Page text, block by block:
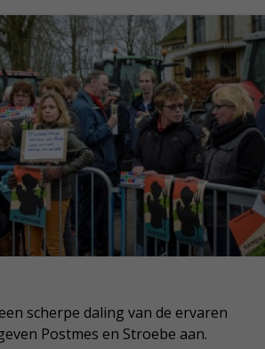
scherpe daling van de ervaren
Postmes en Stroebe aan.